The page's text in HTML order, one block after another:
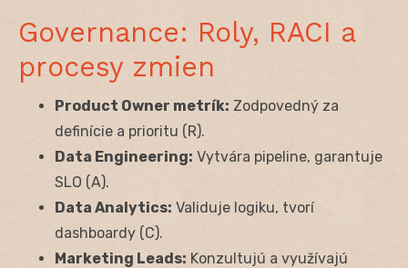
Governance: Roly, RACI a
procesy zmien
Product Owner metrík: Zodpovedný za
definície a prioritu (R).
Data Engineering: Vytvára pipeline, garantuje
SLO (A).
Data Analytics: Validuje logiku, tvorí
dashboardy (C).
Marketing Leads: Konzultujú a využívajú